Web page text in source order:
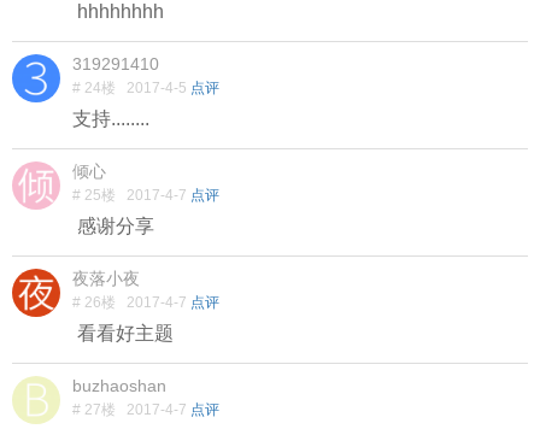
hhhhhhhh
319291410
# 24楼 2017-4-5 点评
支持........
倾心
# 25楼 2017-4-7 点评
感谢分享
夜落小夜
# 26楼 2017-4-7 点评
看看好主题
buzhaoshan
# 27楼 2017-4-7 点评